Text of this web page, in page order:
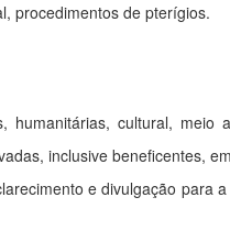
procedimentos de pterígios.
humanitárias, cultural,
inclusive beneficentes,
e divulgação